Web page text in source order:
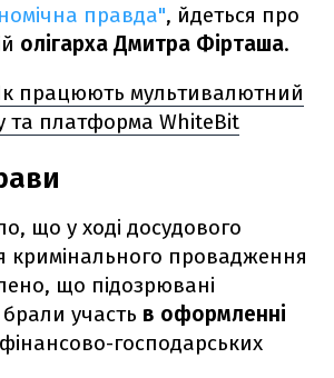
правда", йдеться про
олігарха Дмитра Фірташа.
працюють мультивалютний
та платформа WhiteBit
що у ході досудового
кримінального провадження
що підозрювані
участь в оформленні
фінансово-господарських